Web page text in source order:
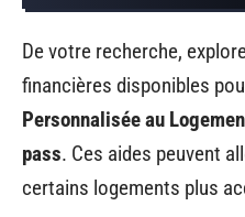
De votre recherche,
financières disponibles
Personnalisée au
pass. Ces aides peuvent
certains logements plus